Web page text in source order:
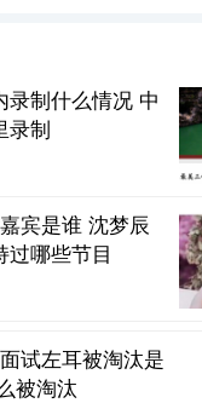
录制什么情况 中
录制
宾是谁 沈梦辰
过哪些节目
试左耳被淘汰是
被淘汰